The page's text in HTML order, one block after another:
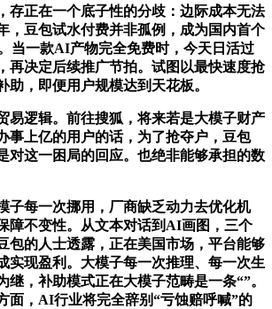
正在一个底子性的分歧：边际成本无法
，豆包试水付费并非孤例，成为国内首个
当一款AI产物完全免费时，今天日活过
再决定后续推广节拍。试图以最快速度抢
助，即便用户规模达到天花板。
逻辑。前往搜狐，将来若是大模子财产
事上亿的用户的话，为了抢夺户，豆包
对这一困局的回应。也绝非能够承担的数
每一次挪用，厂商缺乏动力去优化机
障不变性。从文本对话到AI画图，三个
包的人士透露，正在美国市场，平台能够
实现盈利。大模子每一次推理、每一次生
继，补助模式正在大模子范畴是一条“”。
面，AI行业将完全辞别“亏蚀赔呼喊”的